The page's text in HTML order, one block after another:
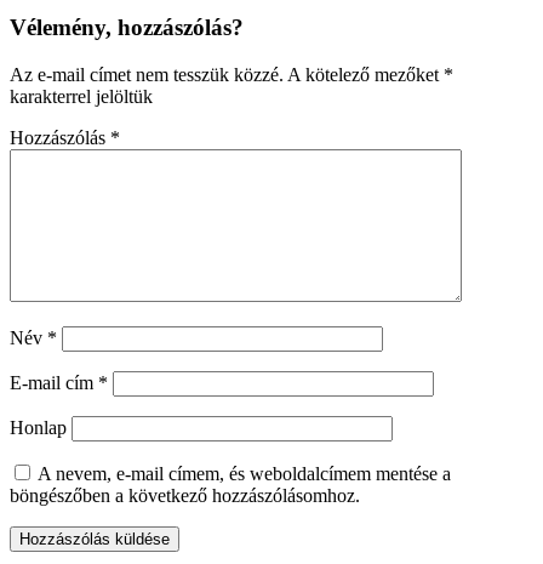
Vélemény, hozzászólás?
Az e-mail címet nem tesszük közzé. A kötelező mezőket *
karakterrel jelöltük
Hozzászólás *
Név *
E-mail cím *
Honlap
A nevem, e-mail címem, és weboldalcímem mentése a
böngészőben a következő hozzászólásomhoz.